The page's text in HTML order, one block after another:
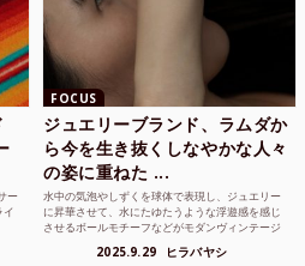
ー
イ
FOCUS
ジュエリーブランド、ラムダか
ら今を生き抜くしなやかな人々
の姿に重ねた ...
水中の気泡やしずくを球体で表現し、ジュエリー
に昇華させて、水にたゆたうような浮遊感を感じ
させるボールモチーフなどがモダンヴィンテージ
2025.9.29 ヒラバヤシ